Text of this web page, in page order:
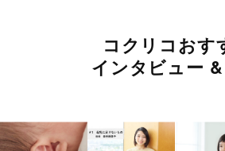
コクリコおす
インタビュー